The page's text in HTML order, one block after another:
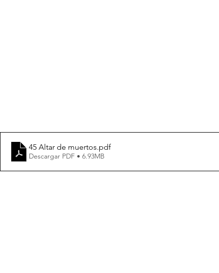
45 Altar de muertos.pdf
Descargar PDF • 6.93MB